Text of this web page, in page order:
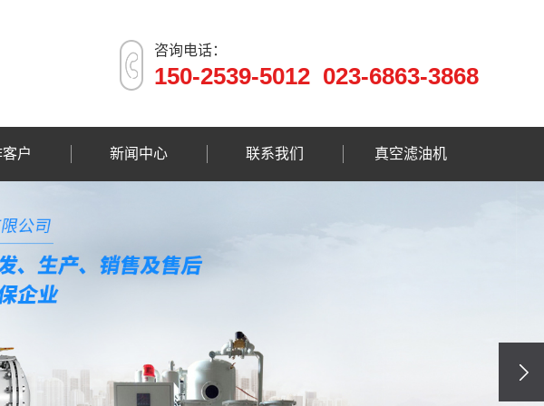
咨询电话：
150-2539-5012 023-6863-3868
户 新闻中心 联系我们 真空滤油机